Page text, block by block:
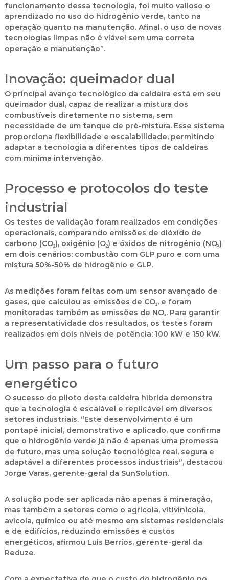
funcionamento dessa tecnologia, foi muito valioso o
aprendizado no uso do hidrogênio verde, tanto na
operação quanto na manutenção. Afinal, o uso de novas
tecnologias limpas não é viável sem uma correta
operação e manutenção”.
Inovação: queimador dual
O principal avanço tecnológico da caldeira está em seu
queimador dual, capaz de realizar a mistura dos
combustíveis diretamente no sistema, sem
necessidade de um tanque de pré-mistura. Esse sistema
proporciona flexibilidade e escalabilidade, permitindo
adaptar a tecnologia a diferentes tipos de caldeiras
com mínima intervenção.
Processo e protocolos do teste
industrial
Os testes de validação foram realizados em condições
operacionais, comparando emissões de dióxido de
carbono (CO₂), oxigênio (O₂) e óxidos de nitrogênio (NOₓ)
em dois cenários: combustão com GLP puro e com uma
mistura 50%-50% de hidrogênio e GLP.
As medições foram feitas com um sensor avançado de
gases, que calculou as emissões de CO₂, e foram
monitoradas também as emissões de NOₓ. Para garantir
a representatividade dos resultados, os testes foram
realizados em dois níveis de potência: 100 kW e 150 kW.
Um passo para o futuro
energético
O sucesso do piloto desta caldeira híbrida demonstra
que a tecnologia é escalável e replicável em diversos
setores industriais. “Este desenvolvimento é um
pontapé inicial, demonstrativo e aplicado, que confirma
que o hidrogênio verde já não é apenas uma promessa
de futuro, mas uma solução tecnológica real, segura e
adaptável a diferentes processos industriais”, destacou
Jorge Varas, gerente-geral da SunSolution.
A solução pode ser aplicada não apenas à mineração,
mas também a setores como o agrícola, vitivinícola,
avícola, químico ou até mesmo em sistemas residenciais
e de edifícios, reduzindo emissões e custos
energéticos, afirmou Luis Berríos, gerente-geral da
Reduze.